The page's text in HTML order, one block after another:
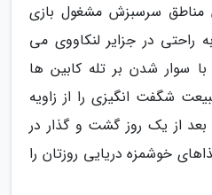
مناطق سرسبزش مشغول بازی
در جزایر لنکاووی می
با سوار شدن بر تله کابین ها
شگفت انگیزی را از زاویه
بعد از یک روز گشت و گذار در
خوشمزه دریایی روزتان را